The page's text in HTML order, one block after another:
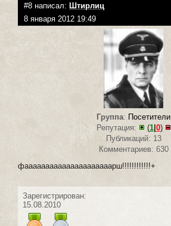
#8 написал: Штирлиц
8 января 2012 19:49
Группа: Посетители
Репутация:
(1|0)
Публикаций: 13
Комментариев: 630
фааааааааааааааааааааарш!!!!!!!!!!!!+
Зарегистрирован:
15.08.2010